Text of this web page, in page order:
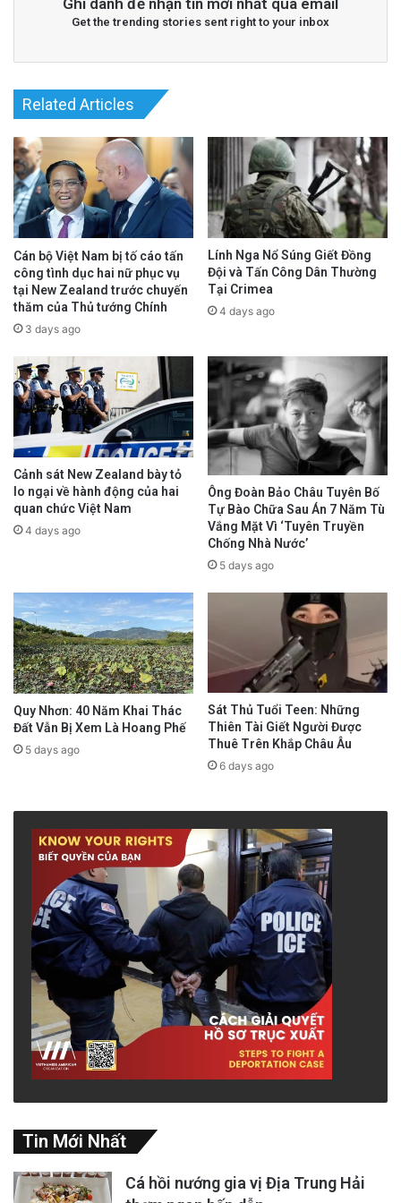
Ghi danh để nhận tin mới nhất qua email
Get the trending stories sent right to your inbox
Related Articles
Cán bộ Việt Nam bị tố cáo tấn
công tình dục hai nữ phục vụ
tại New Zealand trước chuyến
thăm của Thủ tướng Chính
3 days ago
Lính Nga Nổ Súng Giết Đồng
Đội và Tấn Công Dân Thường
Tại Crimea
4 days ago
Cảnh sát New Zealand bày tỏ
lo ngại về hành động của hai
quan chức Việt Nam
4 days ago
Ông Đoàn Bảo Châu Tuyên Bố
Tự Bào Chữa Sau Án 7 Năm Tù
Vắng Mặt Vì ‘Tuyên Truyền
Chống Nhà Nước’
5 days ago
Quy Nhơn: 40 Năm Khai Thác
Đất Vẫn Bị Xem Là Hoang Phế
5 days ago
Sát Thủ Tuổi Teen: Những
Thiên Tài Giết Người Được
Thuê Trên Khắp Châu Âu
6 days ago
Tin Mới Nhất
Cá hồi nướng gia vị Địa Trung Hải